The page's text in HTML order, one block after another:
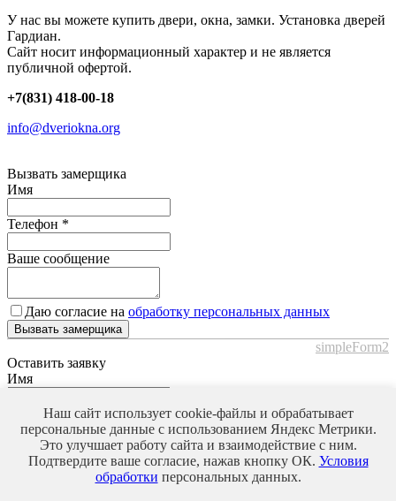
У нас вы можете купить двери, окна, замки. Установка дверей
Гардиан.
Сайт носит информационный характер и не является
публичной офертой.
+7(831) 418-00-18
info@dveriokna.org
Вызвать замерщика
Имя
Телефон *
Ваше сообщение
Даю согласие на обработку персональных данных
Вызвать замерщика
simpleForm2
Оставить заявку
Имя
Телефон*
Ваше сообщение
Наш сайт использует cookie-файлы и обрабатывает
персональные данные с использованием Яндекс Метрики.
Это улучшает работу сайта и взаимодействие с ним.
Подтвердите ваше согласие, нажав кнопку ОК. Условия
обработки персональных данных.